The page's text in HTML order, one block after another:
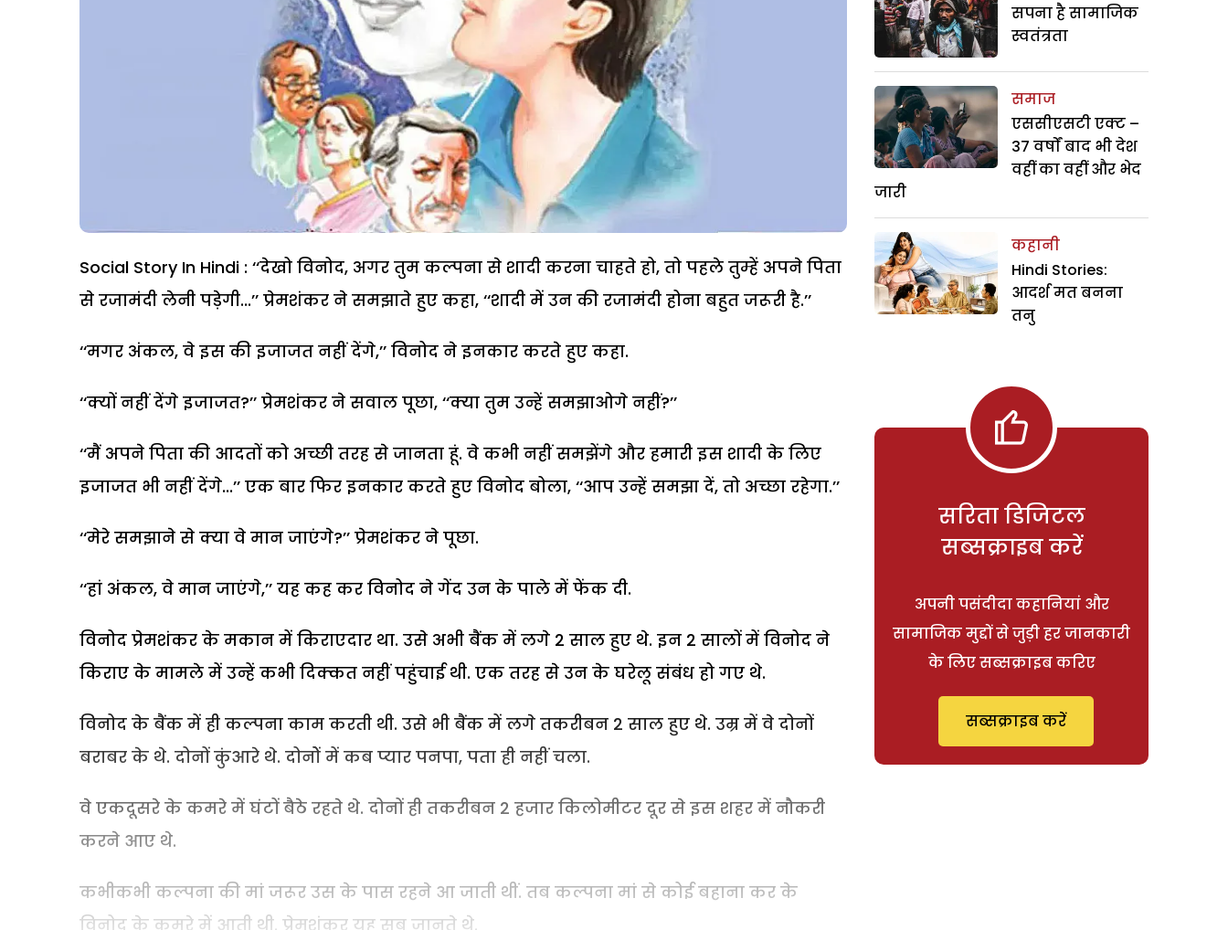
Social Story In Hindi : ‘‘देखो विनोद, अगर तुम कल्पना से शादी करना चाहते हो, तो पहले तुम्हें अपने पिता
से रजामंदी लेनी पड़ेगी...’’ प्रेमशंकर ने समझाते हुए कहा, ‘‘शादी में उन की रजामंदी होना बहुत जरूरी है.’’
‘‘मगर अंकल, वे इस की इजाजत नहीं देंगे,’’ विनोद ने इनकार करते हुए कहा.
‘‘क्यों नहीं देंगे इजाजत?’’ प्रेमशंकर ने सवाल पूछा, ‘‘क्या तुम उन्हें समझाओगे नहीं?’’
‘‘मैं अपने पिता की आदतों को अच्छी तरह से जानता हूं. वे कभी नहीं समझेंगे और हमारी इस शादी के लिए
इजाजत भी नहीं देंगे...’’ एक बार फिर इनकार करते हुए विनोद बोला, ‘‘आप उन्हें समझा दें, तो अच्छा रहेगा.’’
‘‘मेरे समझाने से क्या वे मान जाएंगे?’’ प्रेमशंकर ने पूछा.
‘‘हां अंकल, वे मान जाएंगे,’’ यह कह कर विनोद ने गेंद उन के पाले में फेंक दी.
विनोद प्रेमशंकर के मकान में किराएदार था. उसे अभी बैंक में लगे 2 साल हुए थे. इन 2 सालों में विनोद ने
किराए के मामले में उन्हें कभी दिक्कत नहीं पहुंचाई थी. एक तरह से उन के घरेलू संबंध हो गए थे.
विनोद के बैंक में ही कल्पना काम करती थी. उसे भी बैंक में लगे तकरीबन 2 साल हुए थे. उम्र में वे दोनों
बराबर के थे. दोनों कुंआरे थे. दोनोें में कब प्यार पनपा, पता ही नहीं चला.
वे एकदूसरे के कमरे में घंटों बैठे रहते थे. दोनों ही तकरीबन 2 हजार किलोमीटर दूर से इस शहर में नौकरी
करने आए थे.
कभीकभी कल्पना की मां जरूर उस के पास रहने आ जाती थीं. तब कल्पना मां से कोई बहाना कर के
विनोद के कमरे में आती थी. प्रेमशंकर यह सब जानते थे.
सपना है सामाजिक
स्वतंत्रता
समाज
एससीएसटी एक्ट –
37 वर्षों बाद भी देश
वहीं का वहीं और भेद
जारी
कहानी
Hindi Stories:
आदर्श मत बनना
तनु
सरिता डिजिटल
सब्सक्राइब करें
अपनी पसंदीदा कहानियां और
सामाजिक मुद्दों से जुड़ी हर जानकारी
के लिए सब्सक्राइब करिए
सब्सक्राइब करें